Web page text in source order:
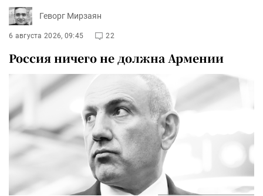
Геворг Мирзаян
6 августа 2026, 09:45 22
Россия ничего не должна Армении